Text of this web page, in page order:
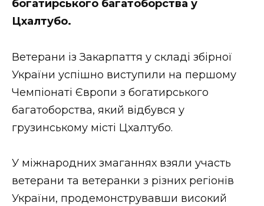
НОВИНИ ЗАХІДНОЇ УКРАЇНИ
ВІДЕО
богатирського багатоборства у
Цхалтубо.
Ветерани із Закарпаття у складі збірної
України успішно виступили на першому
Чемпіонаті Європи з богатирського
багатоборства, який відбувся у
грузинському місті Цхалтубо.
У міжнародних змаганнях взяли участь
ветерани та ветеранки з різних регіонів
України, продемонструвавши високий